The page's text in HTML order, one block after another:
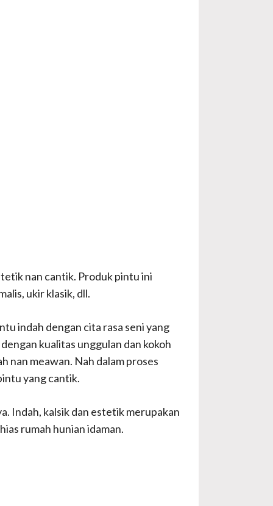
nan cantik. Produk pintu ini
ukir klasik, dll.
indah dengan cita rasa seni yang
kualitas unggulan dan kokoh
nan meawan. Nah dalam proses
yang cantik.
Indah, kalsik dan estetik merupakan
rumah hunian idaman.